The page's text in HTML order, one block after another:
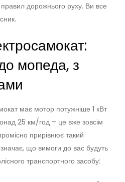
дорожнього руху. Ви все
мопеда, з
має мотор потужніше 1 кВт
25 км/год – це вже зовсім
прирівнює такий
що вимоги до вас будуть
транспортного засобу: